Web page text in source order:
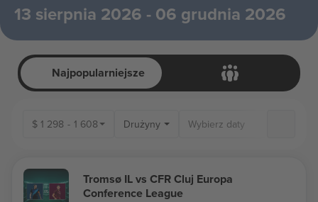
13 sierpnia 2026 - 06 grudnia 2026
Najpopularniejsze
$ 1 298 - 1 608 Drużyny
Tromsø IL vs CFR Cluj Europa
Conference League